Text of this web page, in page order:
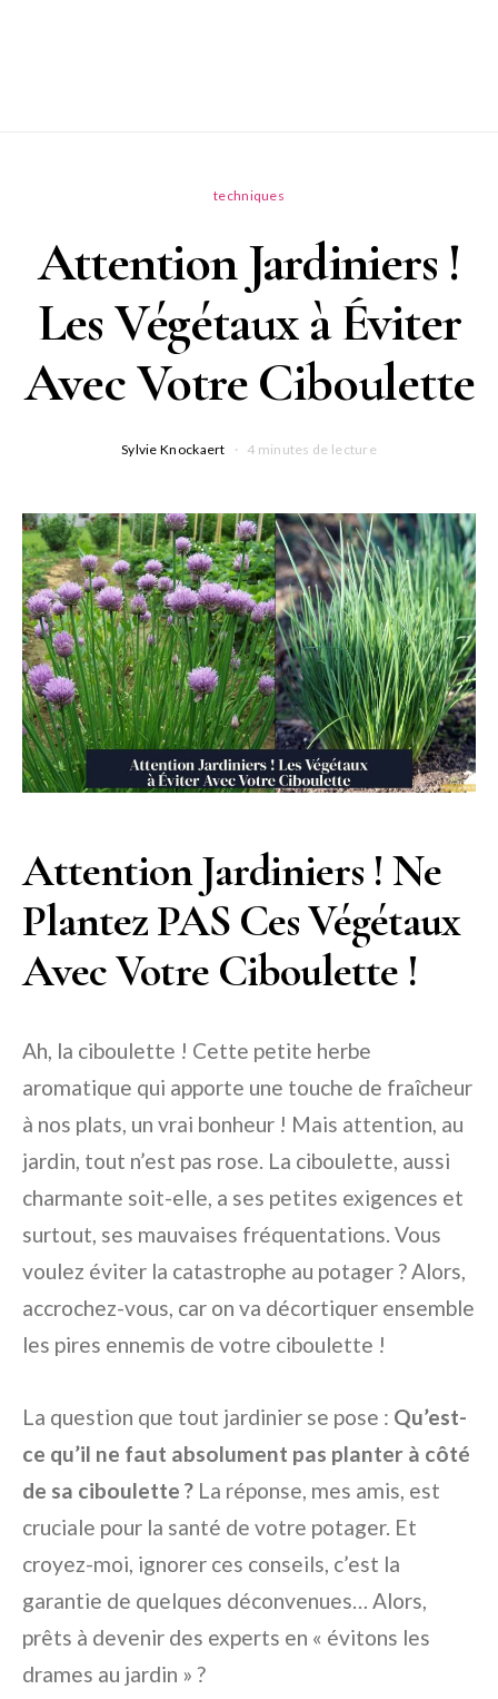
techniques
Attention Jardiniers !
Les Végétaux à Éviter
Avec Votre Ciboulette
Sylvie Knockaert 4 minutes de lecture
Attention Jardiniers ! Ne
Plantez PAS Ces Végétaux
Avec Votre Ciboulette !
Ah, la ciboulette ! Cette petite herbe
aromatique qui apporte une touche de fraîcheur
à nos plats, un vrai bonheur ! Mais attention, au
jardin, tout n’est pas rose. La ciboulette, aussi
charmante soit-elle, a ses petites exigences et
surtout, ses mauvaises fréquentations. Vous
voulez éviter la catastrophe au potager ? Alors,
accrochez-vous, car on va décortiquer ensemble
les pires ennemis de votre ciboulette !
La question que tout jardinier se pose : Qu’est-
ce qu’il ne faut absolument pas planter à côté
de sa ciboulette ? La réponse, mes amis, est
cruciale pour la santé de votre potager. Et
croyez-moi, ignorer ces conseils, c’est la
garantie de quelques déconvenues… Alors,
prêts à devenir des experts en « évitons les
drames au jardin » ?